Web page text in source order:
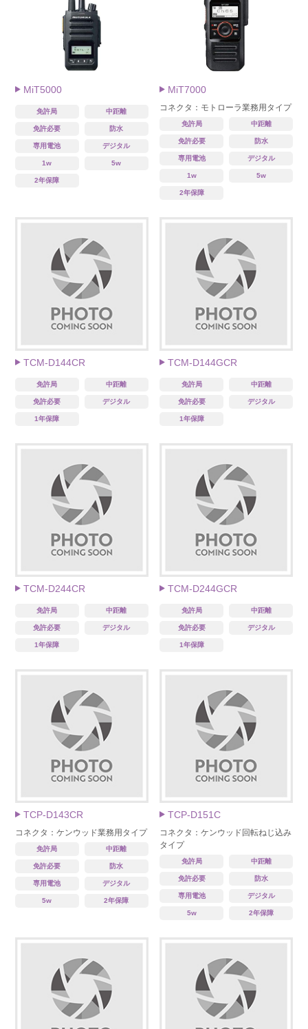
MiT5000
免許局 中距離
免許必要 防水
専用電池 デジタル
1w 5w
2年保障
MiT7000
コネクタ：モトローラ業務用タイプ
免許局 中距離
免許必要 防水
専用電池 デジタル
1w 5w
2年保障
TCM-D144CR
免許局 中距離
免許必要 デジタル
1年保障
TCM-D144GCR
免許局 中距離
免許必要 デジタル
1年保障
TCM-D244CR
免許局 中距離
免許必要 デジタル
1年保障
TCM-D244GCR
免許局 中距離
免許必要 デジタル
1年保障
TCP-D143CR
コネクタ：ケンウッド業務用タイプ
免許局 中距離
免許必要 防水
専用電池 デジタル
5w 2年保障
TCP-D151C
コネクタ：ケンウッド回転ねじ込み
タイプ
免許局 中距離
免許必要 防水
専用電池 デジタル
5w 2年保障